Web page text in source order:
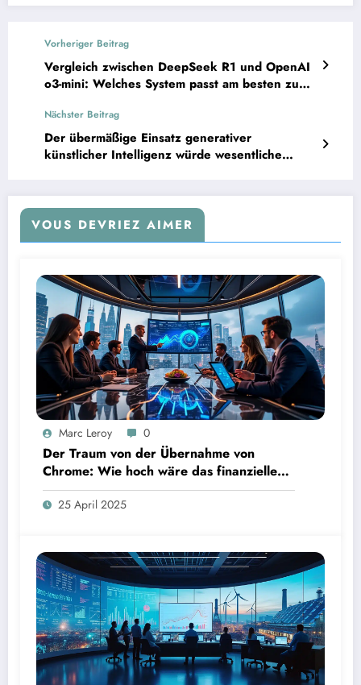
Vorheriger Beitrag
Vergleich zwischen DeepSeek R1 und OpenAI
o3-mini: Welches System passt am besten zu
Nächster Beitrag
Der übermäßige Einsatz generativer
künstlicher Intelligenz würde wesentliche
VOUS DEVRIEZ AIMER
Marc Leroy 0
Der Traum von der Übernahme von
Chrome: Wie hoch wäre das finanzielle
Risiko?
25 April 2025